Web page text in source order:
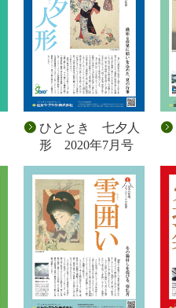
ひととき 七夕人
形 2020年7月号